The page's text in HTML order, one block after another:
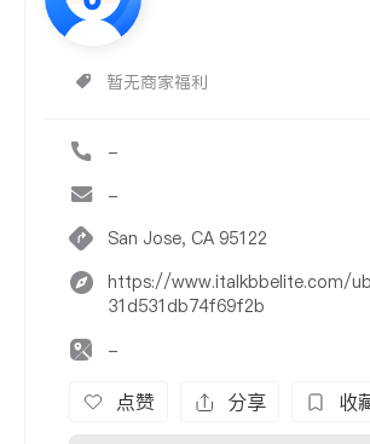
暂无商家福利
-
-
San Jose, CA 95122
https://www.italkbbelite.com/
31d531db74f69f2b
-
点赞 分享 收